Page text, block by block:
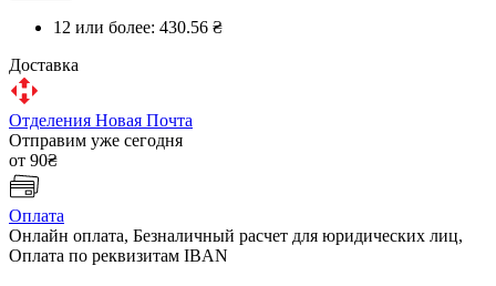
12 или более: 430.56 ₴
Доставка
Отделения Новая Почта
Отправим уже сегодня
от 90₴
Оплата
Онлайн оплата, Безналичный расчет для юридических лиц,
Оплата по реквизитам IBAN